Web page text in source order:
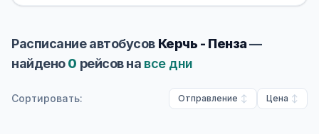
Расписание автобусов Керчь - Пенза—
найдено0 рейсов на все дни
Сортировать: Отправление Цена